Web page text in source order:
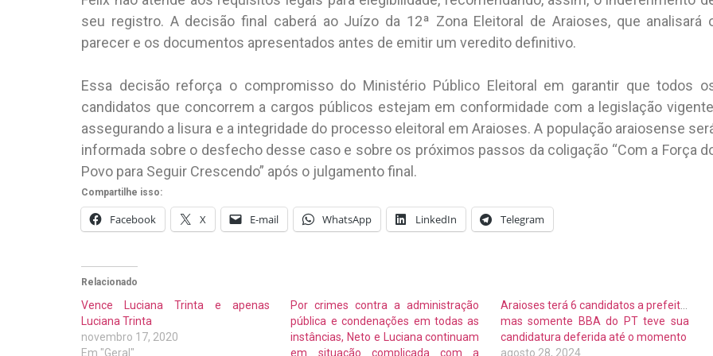
seu registro. A decisão final caberá ao Juízo da 12ª Zona Eleitoral de Araioses, que analisará
parecer e os documentos apresentados antes de emitir um veredito definitivo.
Essa decisão reforça o compromisso do Ministério Público Eleitoral em garantir que todos
candidatos que concorrem a cargos públicos estejam em conformidade com a legislação
assegurando a lisura e a integridade do processo eleitoral em Araioses. A população araiosense
informada sobre o desfecho desse caso e sobre os próximos passos da coligação “Com a Força
Povo para Seguir Crescendo” após o julgamento final.
Compartilhe isso:
Facebook X E-mail WhatsApp LinkedIn Telegram
Relacionado
Vence Luciana Trinta e apenas
Luciana Trinta
novembro 17, 2020
Em "Geral"
Por crimes contra a administração
pública e condenações em todas as
instâncias, Neto e Luciana continuam
em situação complicada com a
Araioses terá 6 candidatos a prefeito,
mas somente BBA do PT teve sua
candidatura deferida até o momento
agosto 28, 2024